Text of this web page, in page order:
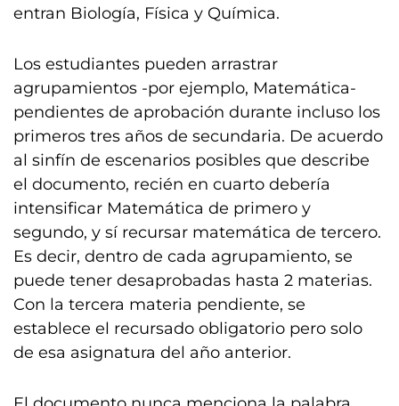
entran Biología, Física y Química.
Los estudiantes pueden arrastrar
agrupamientos -por ejemplo, Matemática-
pendientes de aprobación durante incluso los
primeros tres años de secundaria. De acuerdo
al sinfín de escenarios posibles que describe
el documento, recién en cuarto debería
intensificar Matemática de primero y
segundo, y sí recursar matemática de tercero.
Es decir, dentro de cada agrupamiento, se
puede tener desaprobadas hasta 2 materias.
Con la tercera materia pendiente, se
establece el recursado obligatorio pero solo
de esa asignatura del año anterior.